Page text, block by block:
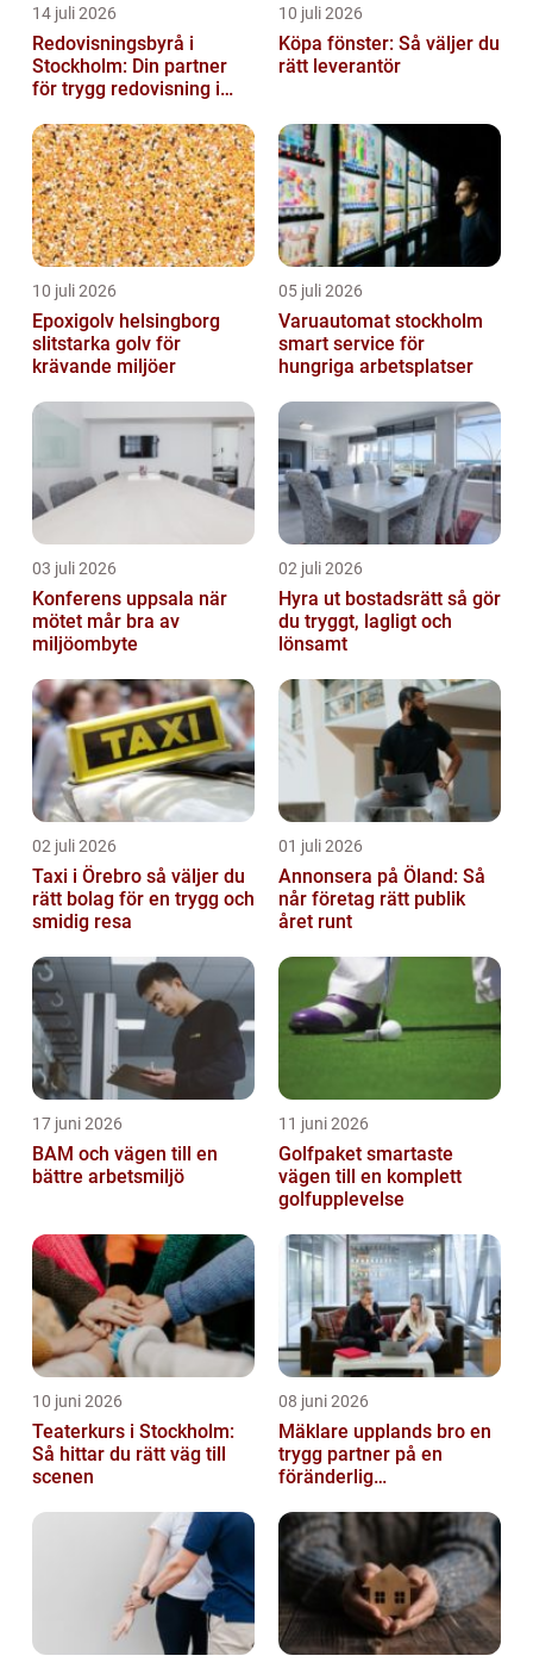
14 juli 2026
Redovisningsbyrå i
Stockholm: Din partner
för trygg redovisning i
10 juli 2026
Köpa fönster: Så väljer du
rätt leverantör
10 juli 2026
Epoxigolv helsingborg
slitstarka golv för
krävande miljöer
05 juli 2026
Varuautomat stockholm
smart service för
hungriga arbetsplatser
03 juli 2026
Konferens uppsala när
mötet mår bra av
miljöombyte
02 juli 2026
Hyra ut bostadsrätt så gör
du tryggt, lagligt och
lönsamt
02 juli 2026
Taxi i Örebro så väljer du
rätt bolag för en trygg och
smidig resa
01 juli 2026
Annonsera på Öland: Så
når företag rätt publik
året runt
17 juni 2026
BAM och vägen till en
bättre arbetsmiljö
11 juni 2026
Golfpaket smartaste
vägen till en komplett
golfupplevelse
10 juni 2026
Teaterkurs i Stockholm:
Så hittar du rätt väg till
scenen
08 juni 2026
Mäklare upplands bro en
trygg partner på en
föränderlig